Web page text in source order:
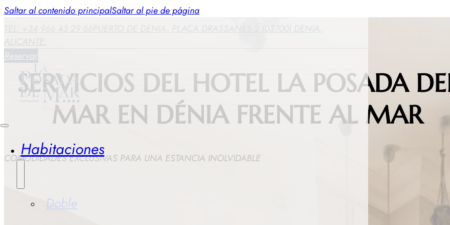
Saltar al contenido principalSaltar al pie de página
PUERTO DE DENIA, PLAÇA DRASSANES 2 (03700) DENIA,
ALICANTE.
Reservar
Habitaciones
Doble
SERVICIOS DEL HOTEL LA POSADA
MAR EN DÉNIA FRENTE AL MAR
COMODIDADES EXCLUSIVAS PARA UNA ESTANCIA INOLVIDABLE